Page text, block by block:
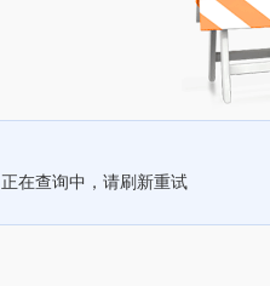
正在查询中，请刷新重试